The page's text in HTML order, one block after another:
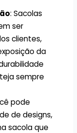
: Sacolas
ser
clientes,
da
sempre
pode
de designs,
sacola que